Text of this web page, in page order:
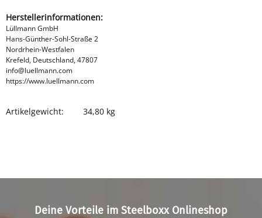
Herstellerinformationen:
Lüllmann GmbH
Hans-Günther-Sohl-Straße 2
Nordrhein-Westfalen
Krefeld, Deutschland, 47807
info@luellmann.com
https://www.luellmann.com
Produkteigenschaft
Wert
Artikelgewicht: 34,80 kg
Deine Vorteile im Steelboxx Onlineshop